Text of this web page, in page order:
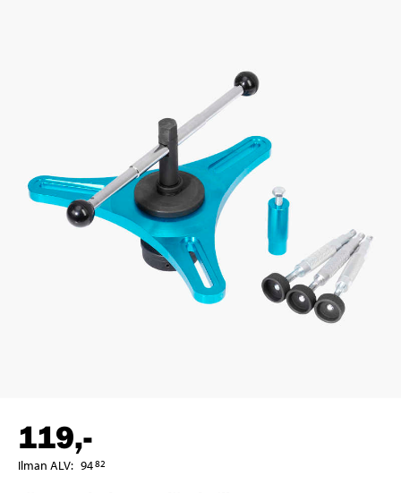
119,-
Ilman ALV: 9482